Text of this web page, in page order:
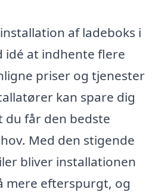
af ladeboks i
idé at indhente flere
priser og tjenester
kan spare dig
du får den bedste
Med den stigende
bliver installationen
mere efterspurgt, og